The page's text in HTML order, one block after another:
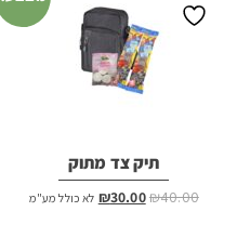
תיק צד מתוק
₪40.00
המחיר₪30.00 המחיר
לא כולל מע"מ